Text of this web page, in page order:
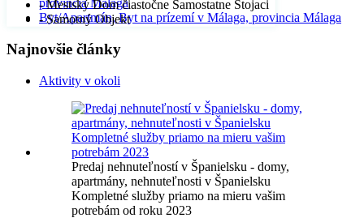
- Mestský Dom čiastočne Samostatne Stojaci
- Samotný Objekt
provincia Málaga
Byt/Apartmán, Byt na prízemí v Málaga, provincia Málaga
Najnovšie články
Aktivity v okoli
Predaj nehnuteľností v Španielsku - domy,
apartmány, nehnuteľnosti v Španielsku
Kompletné služby priamo na mieru vašim
potrebám od roku 2023